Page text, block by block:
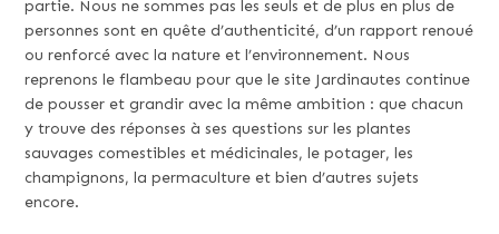
partie. Nous ne sommes pas les seuls et de plus en plus de
personnes sont en quête d’authenticité, d’un rapport renoué
ou renforcé avec la nature et l’environnement. Nous
reprenons le flambeau pour que le site Jardinautes continue
de pousser et grandir avec la même ambition : que chacun
y trouve des réponses à ses questions sur les plantes
sauvages comestibles et médicinales, le potager, les
champignons, la permaculture et bien d’autres sujets
encore.